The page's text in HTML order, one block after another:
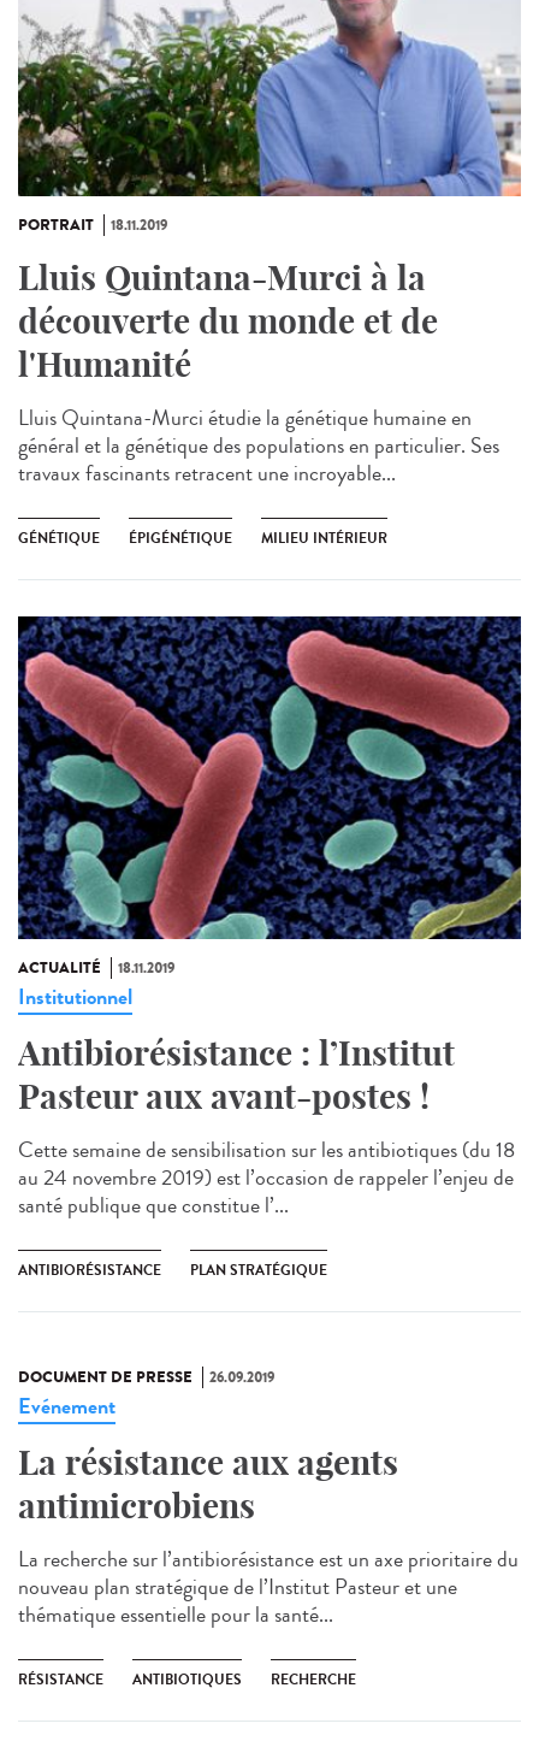
PORTRAIT 18.11.2019
Lluis Quintana-Murci à la
découverte du monde et de
l'Humanité
Lluis Quintana-Murci étudie la génétique humaine en
général et la génétique des populations en particulier. Ses
travaux fascinants retracent une incroyable...
GÉNÉTIQUE ÉPIGÉNÉTIQUE MILIEU INTÉRIEUR
ACTUALITÉ 18.11.2019
Institutionnel
Antibiorésistance : l’Institut
Pasteur aux avant-postes !
Cette semaine de sensibilisation sur les antibiotiques (du 18
au 24 novembre 2019) est l’occasion de rappeler l’enjeu de
santé publique que constitue l’...
ANTIBIORÉSISTANCE PLAN STRATÉGIQUE
DOCUMENT DE PRESSE 26.09.2019
Evénement
La résistance aux agents
antimicrobiens
La recherche sur l’antibiorésistance est un axe prioritaire du
nouveau plan stratégique de l’Institut Pasteur et une
thématique essentielle pour la santé...
RÉSISTANCE ANTIBIOTIQUES RECHERCHE